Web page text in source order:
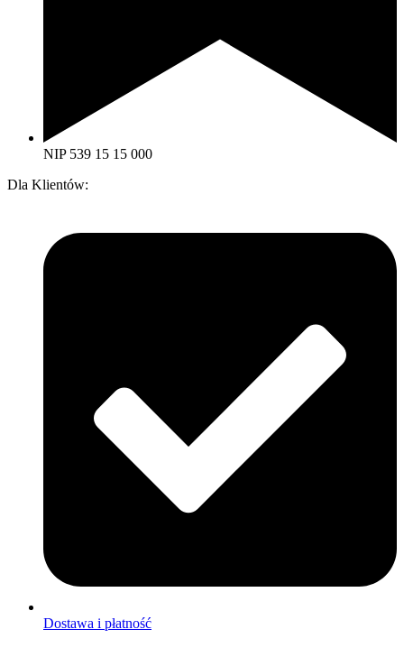
NIP 539 15 15 000
Dla Klientów:
Dostawa i płatność